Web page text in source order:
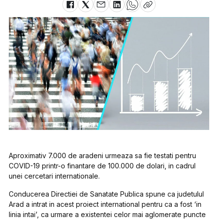
Aproximativ 7.000 de aradeni urmeaza sa fie testati pentru
COVID-19 printr-o finantare de 100.000 de dolari, in cadrul
unei cercetari internationale.
Conducerea Directiei de Sanatate Publica spune ca judetulul
Arad a intrat in acest proiect international pentru ca a fost ‘in
linia intai’, ca urmare a existentei celor mai aglomerate puncte